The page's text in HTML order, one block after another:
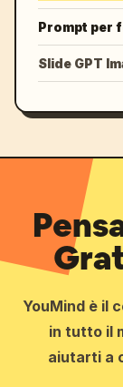
Prompt per
Slide GPT
YouMind è il
in tutto il
aiutarti a